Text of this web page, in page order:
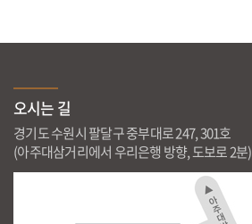
오시는 길
경기도 수원시 팔달구 중부대로 247, 301호
(아주대삼거리에서 우리은행 방향, 도보로 2분)